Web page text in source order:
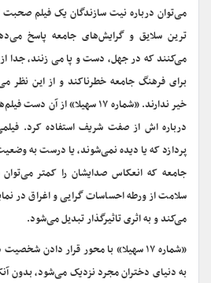
می‌توان درباره نیت سازندگان یک فیلم صحبت
ترین سلایق و گرایش‌های جامعه پاسخ
می‌کنند که در جهل، دست و پا می زنند، جدا
برای فرهنگ جامعه خطرناکند و از این نظر
خیر ندارند. «شماره ۱۷ سهیلا»
درباره اش از صفت شریف استفاده کرد.
پردازد که یا دیده نمی‌شوند، یا درست به
جامعه که انعکاس صدایشان را کمتر
سلامت از ورطه احساسات گرایی و اغراق در
می‌کند و به اثری تاثیرگذار تبدیل می‌شود.
«شماره ۱۷ سهیلا» با محور قرار دادن
به دنیای دختران مجرد نزدیک می‌شود، بدون